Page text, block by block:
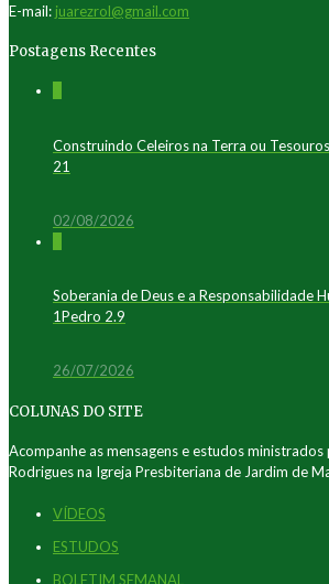
E-mail: juarezrol@gmail.com
Postagens Recentes
Construindo Celeiros na Terra ou
21
02/08/2026
Soberania de Deus e a Responsabilidade
1Pedro 2.9
26/07/2026
COLUNAS DO SITE
Acompanhe as mensagens e estudos ministrados
Rodrigues na Igreja Presbiteriana de Jardim de
VÍDEOS
ESTUDOS
BOLETIM SEMANAL